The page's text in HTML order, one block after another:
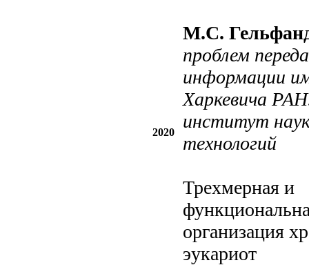
2020
М.С.
проблем
информации
Харкевича
институт
технологий
Трехмерная и
организация
эукариот